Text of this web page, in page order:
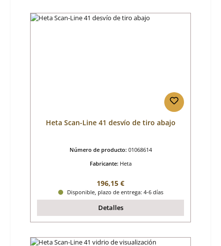
Heta Scan-Line 41 desvío de tiro abajo
Número de producto: 01068614
Fabricante: Heta
Precio normal:
196,15 €
Disponible, plazo de entrega: 4-6 días
Detalles